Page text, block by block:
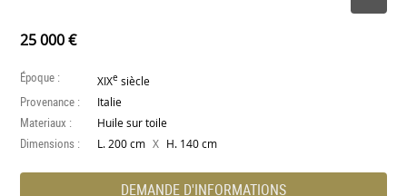
25 000 €
Époque : XIXe siècle
Provenance : Italie
Materiaux : Huile sur toile
Dimensions : L. 200 cm X H. 140 cm
DEMANDE D'INFORMATIONS